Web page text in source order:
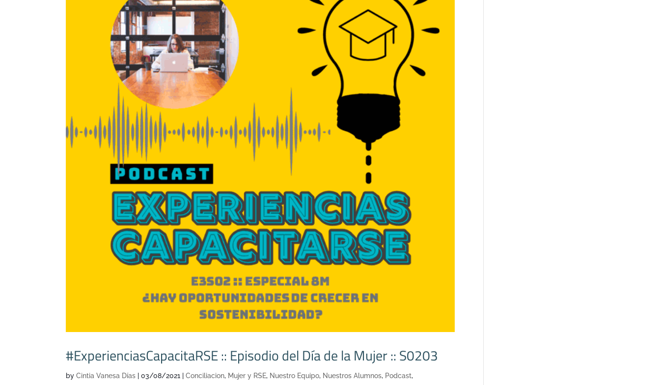
#ExperienciasCapacitaRSE :: Episodio del Día de la Mujer :: S0203
byCintia Vanesa Días |03/08/2021 |Conciliacion, Mujer y RSE, Nuestro Equipo, Nuestros Alumnos, Podcast,